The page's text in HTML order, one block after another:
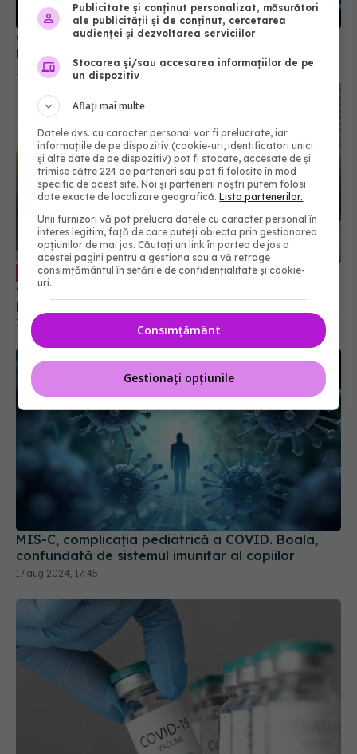
Ce trebuie să știe cei care au avut COVID.
Pericolul ascuns care îi atacă
19 aug 2025, 08:37
EXCLUSIV Greșeala mortală pe care o facem
când suntem răciți. Adrian Marinescu: Le luăm ca
pe bomboane
14 dec 2023, 15:44
MIS-C, complicația pediatrică a COVID. Boala,
confundată de sistemul imunitar al copiilor
17 aug 2024, 17:45
Publicitate și conținut personalizat, măsurători
ale publicității și de conținut, cercetarea
audienței și dezvoltarea serviciilor
Stocarea și/sau accesarea informațiilor de pe
un dispozitiv
Aflați mai multe
Datele dvs. cu caracter personal vor fi prelucrate, iar
informațiile de pe dispozitiv (cookie-uri, identificatori unici
și alte date de pe dispozitiv) pot fi stocate, accesate de și
trimise către 224 de parteneri sau pot fi folosite în mod
specific de acest site. Noi și partenerii noștri putem folosi
date exacte de localizare geografică.Lista partenerilor.
Unii furnizori vă pot prelucra datele cu caracter personal în
interes legitim, față de care puteți obiecta prin gestionarea
opțiunilor de mai jos. Căutați un link în partea de jos a
acestei pagini pentru a gestiona sau a vă retrage
consimțământul în setările de confidențialitate și cookie-
uri.
Consimțământ
Gestionați opțiunile